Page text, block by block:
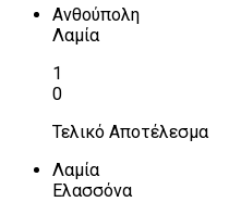
Ανθούπολη
Λαμία
1
0
Τελικό Αποτέλεσμα
Λαμία
Ελασσόνα